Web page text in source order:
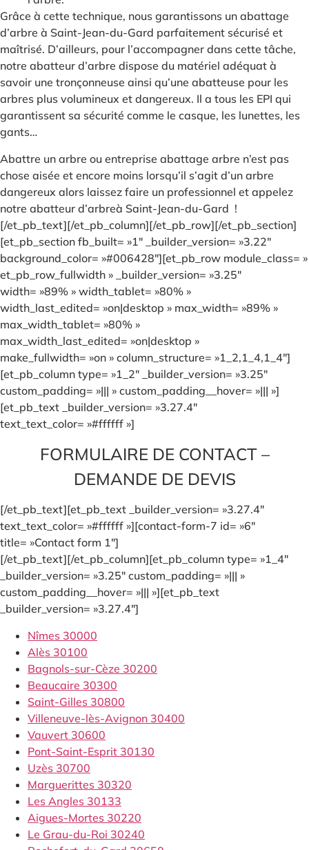
Grâce à cette technique, nous garantissons un abattage
d’arbre à Saint-Jean-du-Gard parfaitement sécurisé et
maîtrisé. D’ailleurs, pour l’accompagner dans cette tâche,
notre abatteur d’arbre dispose du matériel adéquat à
savoir une tronçonneuse ainsi qu’une abatteuse pour les
arbres plus volumineux et dangereux. Il a tous les EPI qui
garantissent sa sécurité comme le casque, les lunettes, les
gants…
Abattre un arbre ou entreprise abattage arbre n’est pas
chose aisée et encore moins lorsqu’il s’agit d’un arbre
dangereux alors laissez faire un professionnel et appelez
notre abatteur d’arbreà Saint-Jean-du-Gard !
[/et_pb_text][/et_pb_column][/et_pb_row][/et_pb_section]
[et_pb_section fb_built= »1″ _builder_version= »3.22″
background_color= »#006428″][et_pb_row module_class= »
et_pb_row_fullwidth » _builder_version= »3.25″
width= »89% » width_tablet= »80% »
width_last_edited= »on|desktop » max_width= »89% »
max_width_tablet= »80% »
max_width_last_edited= »on|desktop »
make_fullwidth= »on » column_structure= »1_2,1_4,1_4″]
[et_pb_column type= »1_2″ _builder_version= »3.25″
custom_padding= »||| » custom_padding__hover= »||| »]
[et_pb_text _builder_version= »3.27.4″
text_text_color= »#ffffff »]
FORMULAIRE DE CONTACT –
DEMANDE DE DEVIS
[/et_pb_text][et_pb_text _builder_version= »3.27.4″
text_text_color= »#ffffff »][contact-form-7 id= »6″
title= »Contact form 1″]
[/et_pb_text][/et_pb_column][et_pb_column type= »1_4″
_builder_version= »3.25″ custom_padding= »||| »
custom_padding__hover= »||| »][et_pb_text
_builder_version= »3.27.4″]
Nîmes 30000
Alès 30100
Bagnols-sur-Cèze 30200
Beaucaire 30300
Saint-Gilles 30800
Villeneuve-lès-Avignon 30400
Vauvert 30600
Pont-Saint-Esprit 30130
Uzès 30700
Marguerittes 30320
Les Angles 30133
Aigues-Mortes 30220
Le Grau-du-Roi 30240